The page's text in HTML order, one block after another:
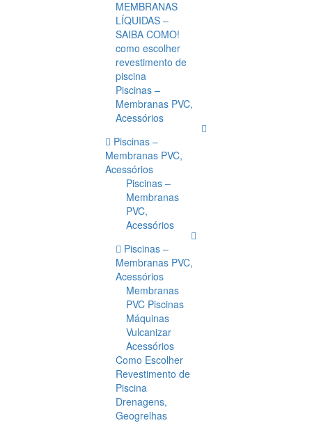
MEMBRANAS
LÍQUIDAS –
SAIBA COMO!
como escolher
revestimento de
piscina
Piscinas –
Membranas PVC,
Acessórios
Piscinas –
Membranas PVC,
Acessórios
Piscinas –
Membranas
PVC,
Acessórios
Piscinas –
Membranas PVC,
Acessórios
Membranas
PVC Piscinas
Máquinas
Vulcanizar
Acessórios
Como Escolher
Revestimento de
Piscina
Drenagens,
Geogrelhas